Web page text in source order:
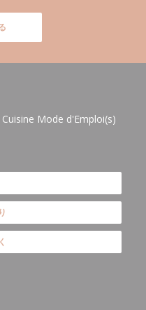
Mode d'Emploi(s)